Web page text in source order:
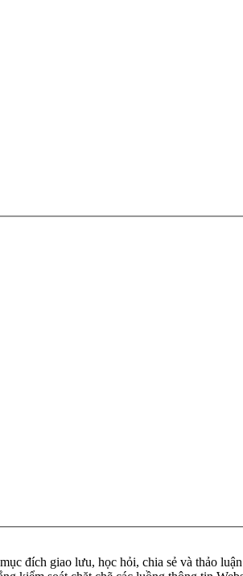
đích giao lưu, học hỏi, chia sẻ và thảo